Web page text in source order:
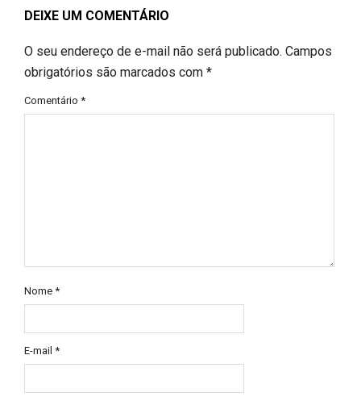
DEIXE UM COMENTÁRIO
O seu endereço de e-mail não será publicado. Campos
obrigatórios são marcados com *
Comentário *
Nome *
E-mail *